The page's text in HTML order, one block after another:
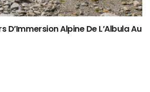
D’Immersion Alpine De L’Albula Au